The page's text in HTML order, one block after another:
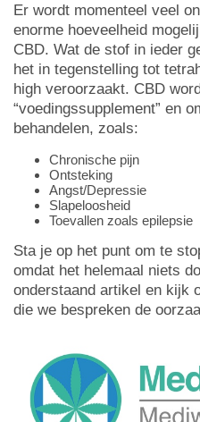
Er wordt momenteel veel
enorme hoeveelheid
CBD. Wat de stof in ieder
het in tegenstelling tot
high veroorzaakt. CBD
“voedingssupplement” en
behandelen, zoals:
Chronische pijn
Ontsteking
Angst/Depressie
Slapeloosheid
Toevallen zoals epilepsie
Sta je op het punt om te
omdat het helemaal niets
onderstaand artikel en kijk
die we bespreken de